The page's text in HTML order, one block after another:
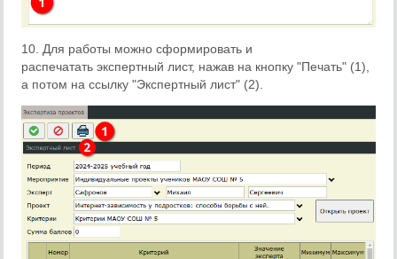
10. Для работы можно сформировать и
распечатать экспертный лист, нажав на кнопку "Печать" (1),
а потом на ссылку "Экспертный лист" (2).